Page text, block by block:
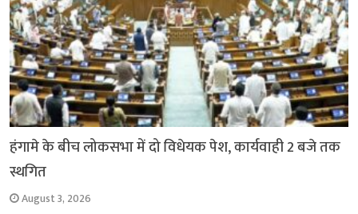
हंगामे के बीच लोकसभा में दो विधेयक पेश, कार्यवाही 2 बजे तक
स्थगित
August 3, 2026